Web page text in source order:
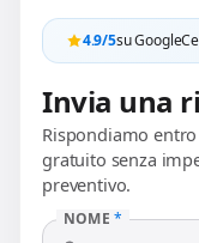
4.9/5su Google
Invia una
Rispondiamo entro
gratuito senza
preventivo.
NOME*